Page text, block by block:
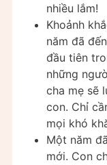
nhiều lắm!
Khoảnh
năm đã
đầu tiên
những
cha mẹ sẽ
con. Chỉ
mọi khó
Một năm
mới. Con